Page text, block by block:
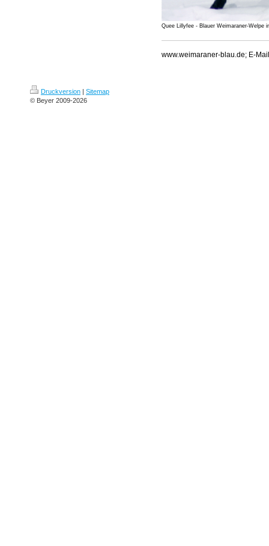
Quee Lillyfee - Blauer Weimaraner-Welpe
www.weimaraner-blau.de; E-
Druckversion
Sitemap
© Beyer 2009-2026